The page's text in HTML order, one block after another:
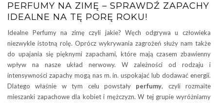
PERFUMY NA ZIMĘ – SPRAWDŹ ZAPACHY
IDEALNE NA TĘ PORĘ ROKU!
Idealne Perfumy na zimę czyli jakie? Węch odgrywa u człowieka
niezwykle istotną rolę. Oprócz wykrywania zagrożeń służy nam także
do upajania się pięknymi zapachami, które mają czasem zbawienny
wpływ na nasze układ nerwowy. W zależności od rodzaju i
intensywności zapachy mogą nas m. in. uspokajać lub dodawać energii.
Dlatego właśnie w tym celu powstały perfumy, czyli rozmaite
mieszanki zapachowe dla kobiet i mężczyzn. W tej grupie wyróżniamy